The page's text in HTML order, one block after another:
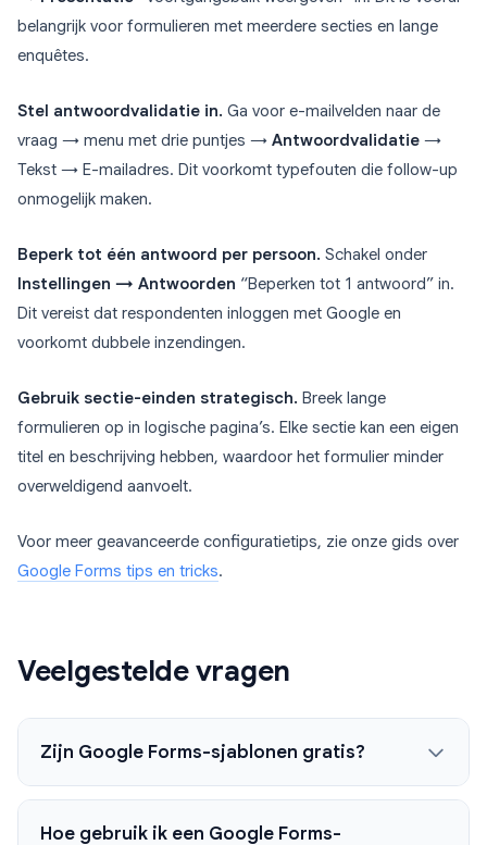
belangrijk voor formulieren met meerdere secties en lange
enquêtes.
Stel antwoordvalidatie in. Ga voor e-mailvelden naar de
vraag → menu met drie puntjes → Antwoordvalidatie →
Tekst → E-mailadres. Dit voorkomt typefouten die follow-up
onmogelijk maken.
Beperk tot één antwoord per persoon. Schakel onder
Instellingen → Antwoorden “Beperken tot 1 antwoord” in.
Dit vereist dat respondenten inloggen met Google en
voorkomt dubbele inzendingen.
Gebruik sectie-einden strategisch. Breek lange
formulieren op in logische pagina’s. Elke sectie kan een eigen
titel en beschrijving hebben, waardoor het formulier minder
overweldigend aanvoelt.
Voor meer geavanceerde configuratietips, zie onze gids over
Google Forms tips en tricks.
Veelgestelde vragen
Zijn Google Forms-sjablonen gratis?
Hoe gebruik ik een Google Forms-